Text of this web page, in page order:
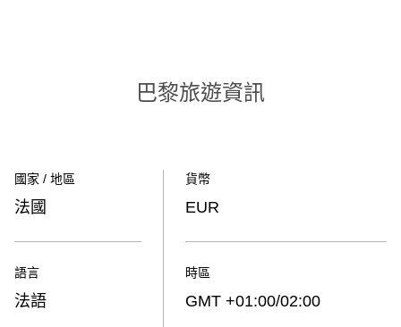
巴黎旅遊資訊
國家 / 地區
法國
語言
法語
貨幣
EUR
時區
GMT +01:00/02:00